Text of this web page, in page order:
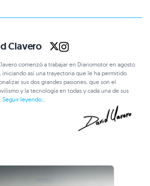
Clavero
comenzó a trabajar en Diariomotor en agosto
iniciando así una trayectoria que le ha permitido
sus dos grandes pasiones, que son el
y la tecnología en todas y cada una de sus
Seguir leyendo...